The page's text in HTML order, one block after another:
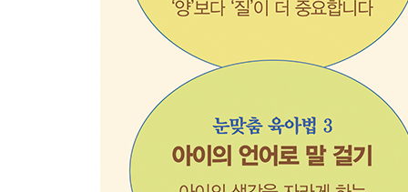
부모와 아이의 유대감이 꽃피는 10분 놀이
- 친밀한 관계를 쌓는 신체 놀이 / 창의성과 사회
0~7세 연령별 발달 단계에 따른 놀이방법
- 0세: 활발히 탐색할 수 있도록 해주세요 / 만
넓혀나가요 / 만 3세: 상호작용이 확장되고 다
단계적으로 경험하도록 해주세요
적응력을 높이는 돌봄 놀이
오감과 관계 형성을 높이는 감각 놀이